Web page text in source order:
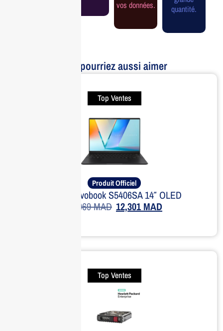
vos données.
quantité.
Vous pourriez aussi aimer
Top Ventes
Produit Officiel
ASUS Vivobook S5406SA 14″ OLED
16,069MAD 12,301MAD
Top Ventes